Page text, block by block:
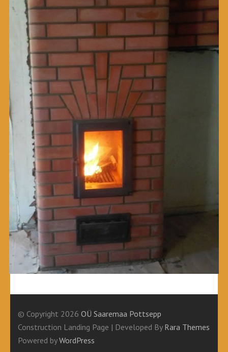
© Copyright 2026 OÜ Saaremaa Pottsepp
Construction Landing Page | Developed By Rara Themes
Powered byWordPress